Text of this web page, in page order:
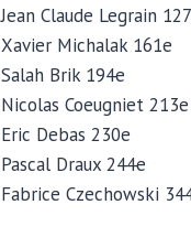
Jean Claude Legrain
Xavier Michalak 161e
Salah Brik 194e
Nicolas Coeugniet 213e
Eric Debas 230e
Pascal Draux 244e
Fabrice Czechowski